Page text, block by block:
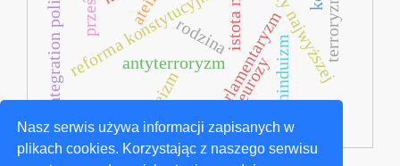
Nasz serwis używa informacji zapisanych w
plikach cookies. Korzystając z naszego serwisu
rodzina
reforma konstytucyjnaparlamentaryzm
hinduizm
antyterroryzm
deizm
integration policy neurozy